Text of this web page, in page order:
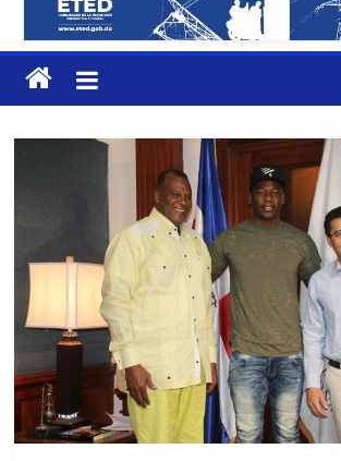
MESCyT presenta calendario de Consulta
Educación